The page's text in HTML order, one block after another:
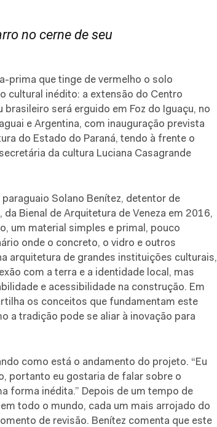
no cerne de seu
prima que tinge de vermelho o solo
cultural inédito: a extensão do Centro
será erguido em Foz do Iguaçu, no
e Argentina, com inauguração prevista
do Estado do Paraná, tendo à frente o
da cultura Luciana Casagrande
Solano Benítez, detentor de
Bienal de Arquitetura de Veneza em 2016,
um material simples e primal, pouco
onde o concreto, o vidro e outros
arquitetura de grandes instituições culturais,
com a terra e a identidade local, mas
e acessibilidade na construção. Em
os conceitos que fundamentam este
a tradição pode se aliar à inovação para
como está o andamento do projeto. “Eu
portanto eu gostaria de falar sobre o
forma inédita.” Depois de um tempo de
todo o mundo, cada um mais arrojado do
de revisão. Benítez comenta que este